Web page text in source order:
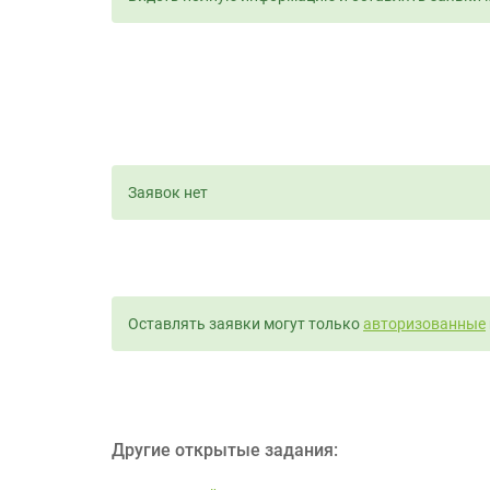
Заявок нет
Оставлять заявки могут толькоавторизованные
Другие открытые задания: